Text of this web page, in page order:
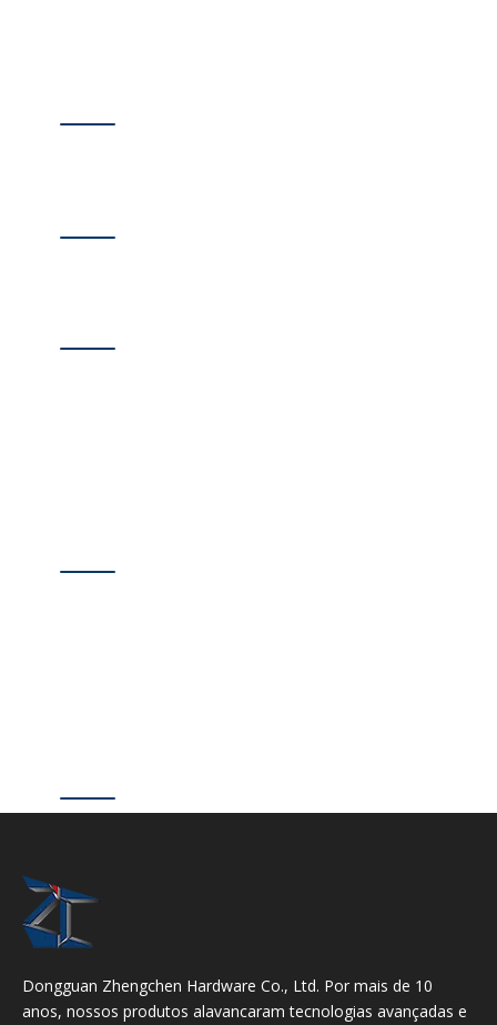
Dongguan Zhengchen Hardware Co., Ltd. Por mais de 10
anos, nossos produtos alavancaram tecnologias avançadas e